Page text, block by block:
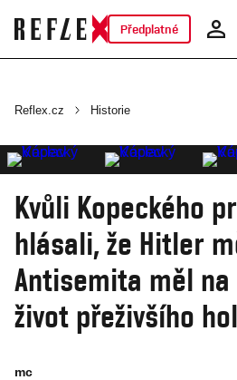
Předplatné
Reflex.cz Historie
Kvůli Kopeckého
hlásali, že Hitler
Antisemita měl
život přeživšího
mc